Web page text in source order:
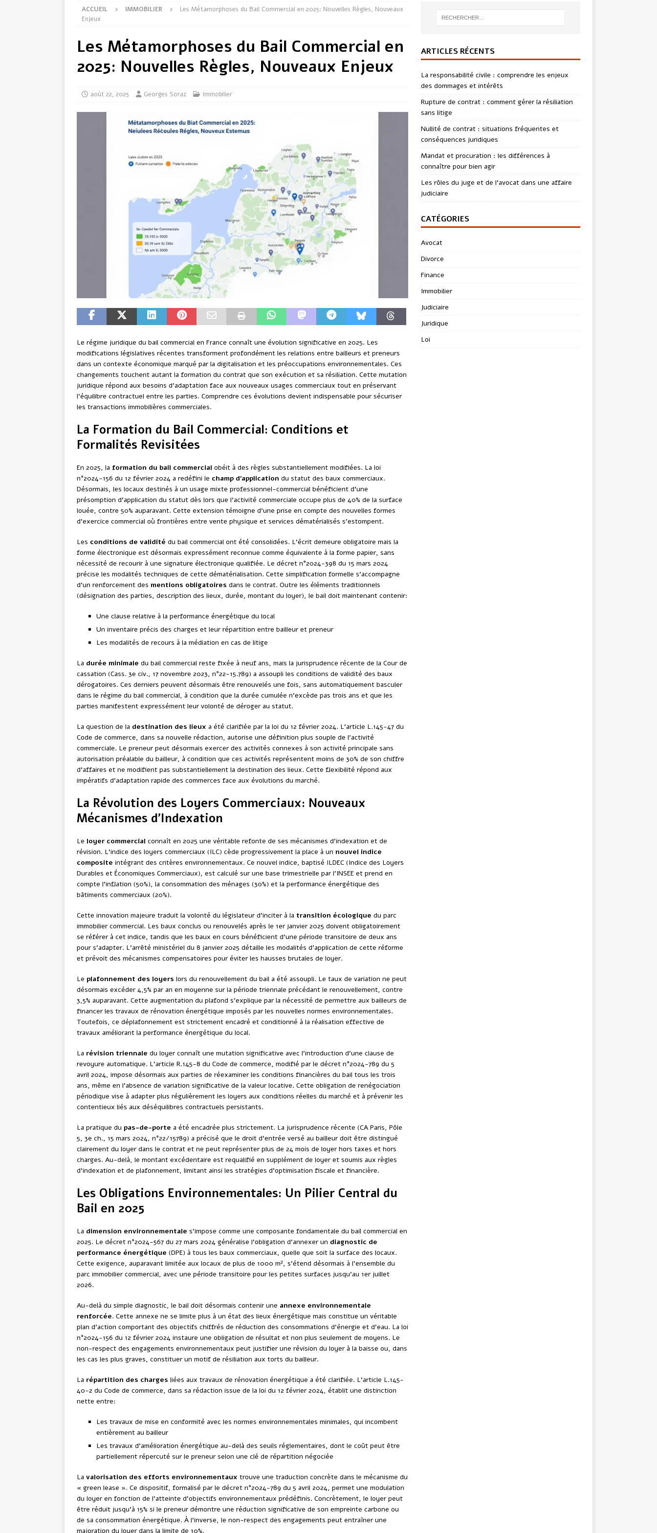
ACCUEIL IMMOBILIER
Les Métamorphoses du Bail Commercial en 2025: Nouvelles Règles, Nouveaux
Enjeux
Les Métamorphoses du Bail Commercial en
2025: Nouvelles Règles, Nouveaux Enjeux
août 22, 2025 Georges Soraz Immobilier
Le régime juridique du bail commercial en France connaît une évolution significative en 2025. Les
modifications législatives récentes transforment profondément les relations entre bailleurs et preneurs
dans un contexte économique marqué par la digitalisation et les préoccupations environnementales. Ces
changements touchent autant la formation du contrat que son exécution et sa résiliation. Cette mutation
juridique répond aux besoins d’adaptation face aux nouveaux usages commerciaux tout en préservant
l’équilibre contractuel entre les parties. Comprendre ces évolutions devient indispensable pour sécuriser
les transactions immobilières commerciales.
La Formation du Bail Commercial: Conditions et
Formalités Revisitées
En 2025, la formation du bail commercial obéit à des règles substantiellement modifiées. La loi
n°2024-156 du 12 février 2024 a redéfini le champ d’application du statut des baux commerciaux.
Désormais, les locaux destinés à un usage mixte professionnel-commercial bénéficient d’une
présomption d’application du statut dès lors que l’activité commerciale occupe plus de 40% de la surface
louée, contre 50% auparavant. Cette extension témoigne d’une prise en compte des nouvelles formes
d’exercice commercial où frontières entre vente physique et services dématérialisés s’estompent.
Les conditions de validité du bail commercial ont été consolidées. L’écrit demeure obligatoire mais la
forme électronique est désormais expressément reconnue comme équivalente à la forme papier, sans
nécessité de recourir à une signature électronique qualifiée. Le décret n°2024-398 du 15 mars 2024
précise les modalités techniques de cette dématérialisation. Cette simplification formelle s’accompagne
d’un renforcement des mentions obligatoires dans le contrat. Outre les éléments traditionnels
(désignation des parties, description des lieux, durée, montant du loyer), le bail doit maintenant contenir:
Une clause relative à la performance énergétique du local
Un inventaire précis des charges et leur répartition entre bailleur et preneur
Les modalités de recours à la médiation en cas de litige
La durée minimale du bail commercial reste fixée à neuf ans, mais la jurisprudence récente de la Cour de
cassation (Cass. 3e civ., 17 novembre 2023, n°22-15.789) a assoupli les conditions de validité des baux
dérogatoires. Ces derniers peuvent désormais être renouvelés une fois, sans automatiquement basculer
dans le régime du bail commercial, à condition que la durée cumulée n’excède pas trois ans et que les
parties manifestent expressément leur volonté de déroger au statut.
La question de la destination des lieux a été clarifiée par la loi du 12 février 2024. L’article L.145-47 du
Code de commerce, dans sa nouvelle rédaction, autorise une définition plus souple de l’activité
commerciale. Le preneur peut désormais exercer des activités connexes à son activité principale sans
autorisation préalable du bailleur, à condition que ces activités représentent moins de 30% de son chiffre
d’affaires et ne modifient pas substantiellement la destination des lieux. Cette flexibilité répond aux
impératifs d’adaptation rapide des commerces face aux évolutions du marché.
La Révolution des Loyers Commerciaux: Nouveaux
Mécanismes d’Indexation
Le loyer commercial connaît en 2025 une véritable refonte de ses mécanismes d’indexation et de
révision. L’indice des loyers commerciaux (ILC) cède progressivement la place à un nouvel indice
composite intégrant des critères environnementaux. Ce nouvel indice, baptisé ILDEC (Indice des Loyers
Durables et Économiques Commerciaux), est calculé sur une base trimestrielle par l’INSEE et prend en
compte l’inflation (50%), la consommation des ménages (30%) et la performance énergétique des
bâtiments commerciaux (20%).
Cette innovation majeure traduit la volonté du législateur d’inciter à la transition écologique du parc
immobilier commercial. Les baux conclus ou renouvelés après le 1er janvier 2025 doivent obligatoirement
se référer à cet indice, tandis que les baux en cours bénéficient d’une période transitoire de deux ans
pour s’adapter. L’arrêté ministériel du 8 janvier 2025 détaille les modalités d’application de cette réforme
et prévoit des mécanismes compensatoires pour éviter les hausses brutales de loyer.
Le plafonnement des loyers lors du renouvellement du bail a été assoupli. Le taux de variation ne peut
désormais excéder 4,5% par an en moyenne sur la période triennale précédant le renouvellement, contre
3,5% auparavant. Cette augmentation du plafond s’explique par la nécessité de permettre aux bailleurs de
financer les travaux de rénovation énergétique imposés par les nouvelles normes environnementales.
Toutefois, ce déplafonnement est strictement encadré et conditionné à la réalisation effective de
travaux améliorant la performance énergétique du local.
La révision triennale du loyer connaît une mutation significative avec l’introduction d’une clause de
revoyure automatique. L’article R.145-8 du Code de commerce, modifié par le décret n°2024-789 du 5
avril 2024, impose désormais aux parties de réexaminer les conditions financières du bail tous les trois
ans, même en l’absence de variation significative de la valeur locative. Cette obligation de renégociation
périodique vise à adapter plus régulièrement les loyers aux conditions réelles du marché et à prévenir les
contentieux liés aux déséquilibres contractuels persistants.
La pratique du pas-de-porte a été encadrée plus strictement. La jurisprudence récente (CA Paris, Pôle
5, 3e ch., 15 mars 2024, n°22/15789) a précisé que le droit d’entrée versé au bailleur doit être distingué
clairement du loyer dans le contrat et ne peut représenter plus de 24 mois de loyer hors taxes et hors
charges. Au-delà, le montant excédentaire est requalifié en supplément de loyer et soumis aux règles
d’indexation et de plafonnement, limitant ainsi les stratégies d’optimisation fiscale et financière.
Les Obligations Environnementales: Un Pilier Central du
Bail en 2025
La dimension environnementale s’impose comme une composante fondamentale du bail commercial en
2025. Le décret n°2024-567 du 27 mars 2024 généralise l’obligation d’annexer un diagnostic de
performance énergétique (DPE) à tous les baux commerciaux, quelle que soit la surface des locaux.
Cette exigence, auparavant limitée aux locaux de plus de 1000 m², s’étend désormais à l’ensemble du
parc immobilier commercial, avec une période transitoire pour les petites surfaces jusqu’au 1er juillet
2026.
Au-delà du simple diagnostic, le bail doit désormais contenir une annexe environnementale
renforcée. Cette annexe ne se limite plus à un état des lieux énergétique mais constitue un véritable
plan d’action comportant des objectifs chiffrés de réduction des consommations d’énergie et d’eau. La loi
n°2024-156 du 12 février 2024 instaure une obligation de résultat et non plus seulement de moyens. Le
non-respect des engagements environnementaux peut justifier une révision du loyer à la baisse ou, dans
les cas les plus graves, constituer un motif de résiliation aux torts du bailleur.
La répartition des charges liées aux travaux de rénovation énergétique a été clarifiée. L’article L.145-
40-2 du Code de commerce, dans sa rédaction issue de la loi du 12 février 2024, établit une distinction
nette entre:
Les travaux de mise en conformité avec les normes environnementales minimales, qui incombent
entièrement au bailleur
Les travaux d’amélioration énergétique au-delà des seuils réglementaires, dont le coût peut être
partiellement répercuté sur le preneur selon une clé de répartition négociée
La valorisation des efforts environnementaux trouve une traduction concrète dans le mécanisme du
« green lease ». Ce dispositif, formalisé par le décret n°2024-789 du 5 avril 2024, permet une modulation
du loyer en fonction de l’atteinte d’objectifs environnementaux prédéfinis. Concrètement, le loyer peut
être réduit jusqu’à 15% si le preneur démontre une réduction significative de son empreinte carbone ou
de sa consommation énergétique. À l’inverse, le non-respect des engagements peut entraîner une
majoration du loyer dans la limite de 10%.
ARTICLES RÉCENTS
La responsabilité civile : comprendre les enjeux
des dommages et intérêts
Rupture de contrat : comment gérer la résiliation
sans litige
Nullité de contrat : situations fréquentes et
conséquences juridiques
Mandat et procuration : les différences à
connaître pour bien agir
Les rôles du juge et de l’avocat dans une affaire
judiciaire
CATÉGORIES
Avocat
Divorce
Finance
Immobilier
Judiciaire
Juridique
Loi